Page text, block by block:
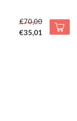
€70,00
€35,01